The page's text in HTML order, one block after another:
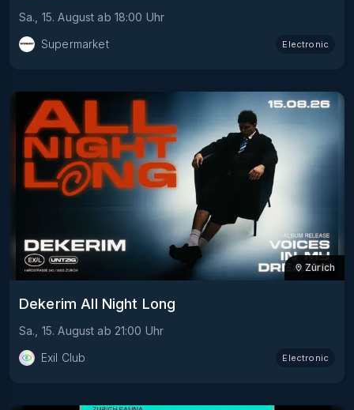
Sa., 15. August ab 18:00 Uhr
Supermarket
Electronic
Zürich
Dekerim All Night Long
Sa., 15. August ab 21:00 Uhr
Exil Club
Electronic